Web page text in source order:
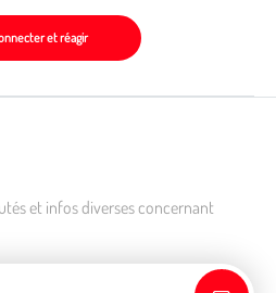
et réagir
et infos diverses concernant